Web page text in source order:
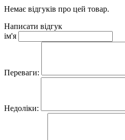
Немає відгуків про цей товар.
Написати відгук
ім'я
Переваги:
Недоліки: